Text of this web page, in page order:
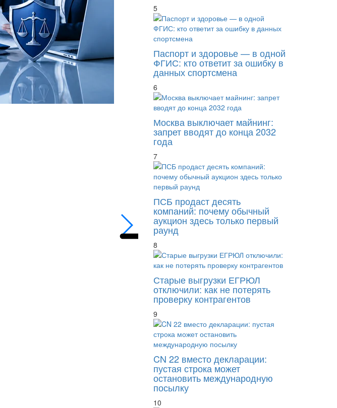
С владельцев обанкротившегося
5
Паспорт и здоровье — в одной
ФГИС: кто ответит за ошибку в
данных спортсмена
6
Москва выключает майнинг:
запрет вводят до конца 2032
года
7
ПСБ продаст десять
компаний: почему обычный
аукцион здесь только первый
раунд
8
Старые выгрузки ЕГРЮЛ
отключили: как не потерять
проверку контрагентов
9
CN 22 вместо декларации:
пустая строка может
остановить международную
посылку
10